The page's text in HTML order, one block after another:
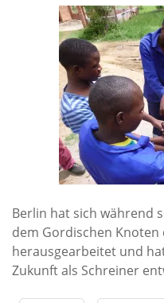
Berlin hat sich während
dem Gordischen
herausgearbeitet und
Zukunft als Schreiner